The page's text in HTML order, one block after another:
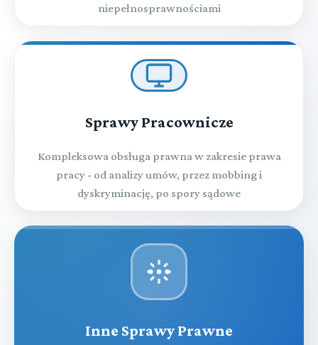
niepełnosprawnościami
Sprawy Pracownicze
Kompleksowa obsługa prawna w zakresie prawa
pracy - od analizy umów, przez mobbing i
dyskryminację, po spory sądowe
Inne Sprawy Prawne